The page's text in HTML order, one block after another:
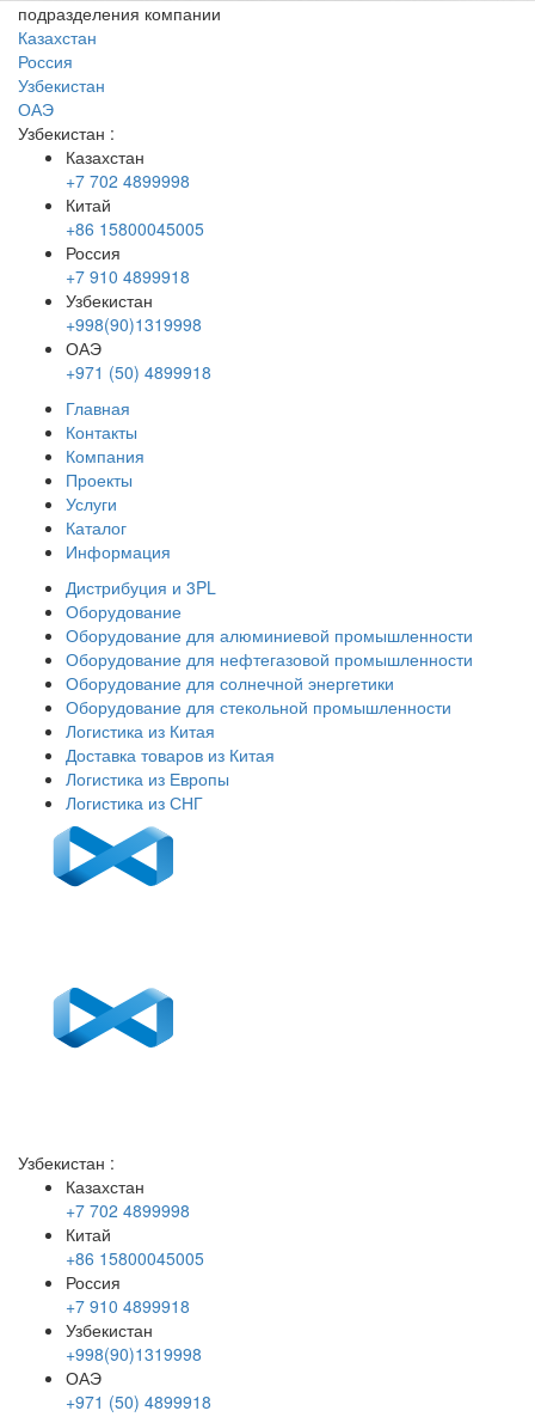
подразделения компании
Казахстан
Россия
Узбекистан
ОАЭ
Узбекистан :
Казахстан
+7 702 4899998
Китай
+86 15800045005
Россия
+7 910 4899918
Узбекистан
+998(90)1319998
ОАЭ
+971 (50) 4899918
Главная
Контакты
Компания
Проекты
Услуги
Каталог
Информация
Дистрибуция и 3PL
Оборудование
Оборудование для алюминиевой промышленности
Оборудование для нефтегазовой промышленности
Оборудование для солнечной энергетики
Оборудование для стекольной промышленности
Логистика из Китая
Доставка товаров из Китая
Логистика из Европы
Логистика из СНГ
Узбекистан :
Казахстан
+7 702 4899998
Китай
+86 15800045005
Россия
+7 910 4899918
Узбекистан
+998(90)1319998
ОАЭ
+971 (50) 4899918